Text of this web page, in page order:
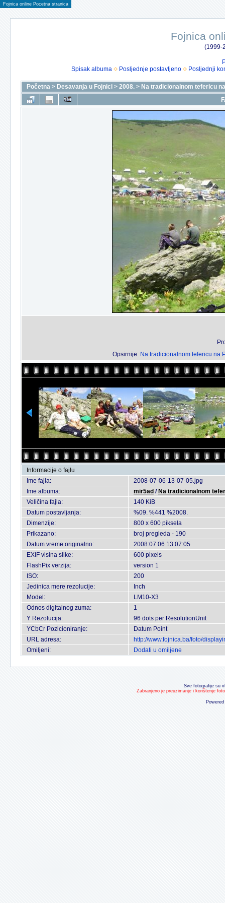
Fojnica online Pocetna stranica
Fojnica
(1999-
Spisak albuma
Posljednje postavljeno Posljednji
Početna > Desavanja u Fojnici > 2008. > Na tradicionalnom tefericu
Opsirnije: Na tradicionalnom tefericu na
Informacije o fajlu
Ime fajla:
2008-07-06-13-07-05.jpg
Ime albuma:
mir5ad / Na tradicionalnom
Veličina fajla:
140 KiB
Datum postavljanja:
%09. %441 %2008.
Dimenzije:
800 x 600 piksela
Prikazano:
broj pregleda - 190
Datum vreme originalno:
2008:07:06 13:07:05
EXIF visina slike:
600 pixels
FlashPix verzija:
version 1
ISO:
200
Jedinica mere rezolucije:
Inch
Model:
LM10-X3
Odnos digitalnog zuma:
1
Y Rezolucija:
96 dots per ResolutionUnit
YCbCr Pozicioniranje:
Datum Point
URL adresa:
http://www.fojnica.ba/foto/
Omiljeni:
Dodati u omiljene
Sve fotografije su
Zabranjeno je preuzimanje i korištenje